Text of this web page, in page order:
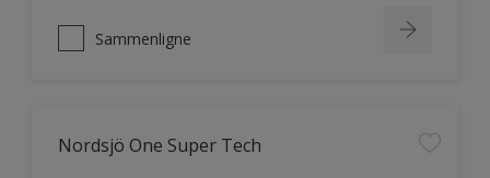
Sammenligne
Nordsjö One Super Tech